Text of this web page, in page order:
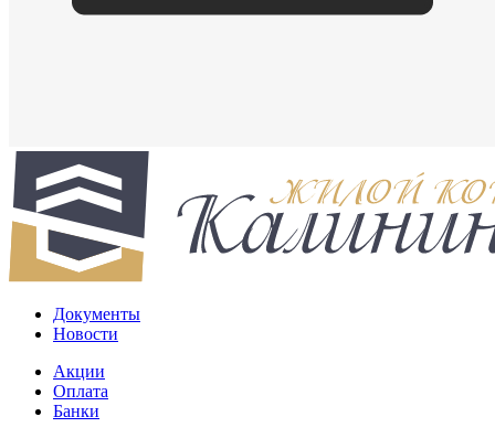
Документы
Новости
Акции
Оплата
Банки